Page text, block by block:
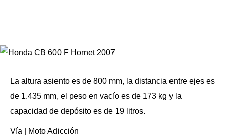
La altura asiento es de 800 mm, la distancia entre ejes es
de 1.435 mm, el peso en vacío es de 173 kg y la
capacidad de depósito es de 19 litros.
Vía | Moto Adicción